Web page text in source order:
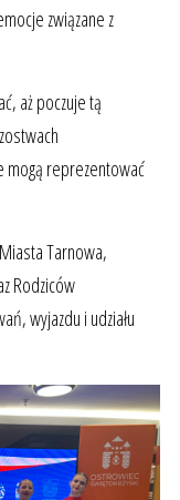
związane z
aż poczuje tą
mogą reprezentować
Tarnowa,
Rodziców
wyjazdu i udziału